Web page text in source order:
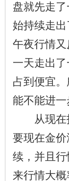
盘就先走
始持续走
午夜行情
一天走出
占到便宜
能不能进一
从现在技
要现在金
续，并且
来行情大